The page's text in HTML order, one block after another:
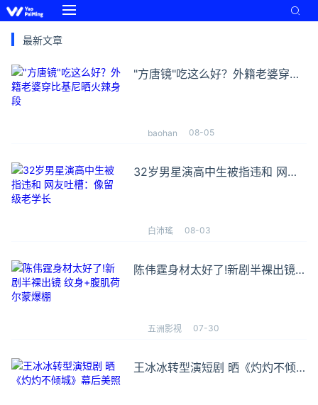
最新文章
"方唐镜"吃这么好？外籍老婆穿比
baohan 08-05
32岁男星演高中生被指违和 网友
白沛瑤 08-03
陈伟霆身材太好了!新剧半裸出镜
五洲影视 07-30
王冰冰转型演短剧 晒《灼灼不倾